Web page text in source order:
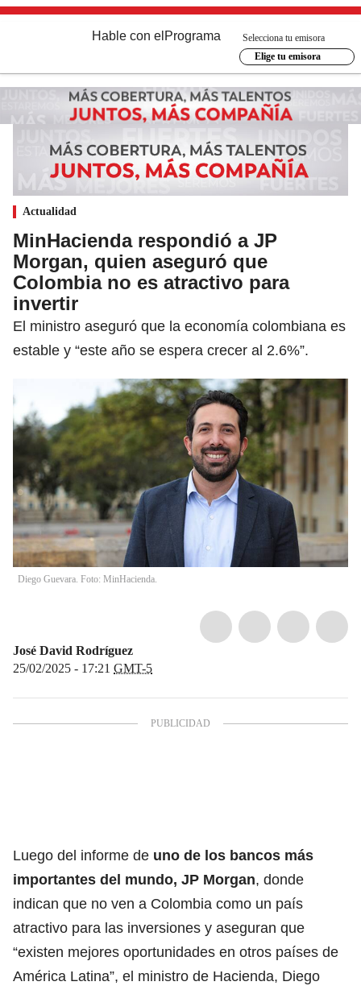
Hable con el Programa
Selecciona tu emisora
Elige tu emisora
Actualidad
MinHacienda respondió a JP
Morgan, quien aseguró que
Colombia no es atractivo para
invertir
El ministro aseguró que la economía colombiana es
estable y “este año se espera crecer al 2.6%”.
Diego Guevara. Foto: MinHacienda.
José David Rodríguez
25/02/2025 - 17:21 GMT-5
Luego del informe de uno de los bancos más
importantes del mundo, JP Morgan, donde
indican que no ven a Colombia como un país
atractivo para las inversiones y aseguran que
“existen mejores oportunidades en otros países de
América Latina”, el ministro de Hacienda, Diego